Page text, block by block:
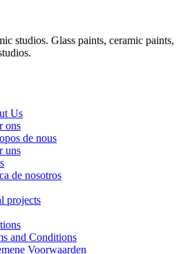
studios. Glass paints, ceramic paints,
Us
ons
de nous
uns
de nosotros
projects
and Conditions
Voorwaarden